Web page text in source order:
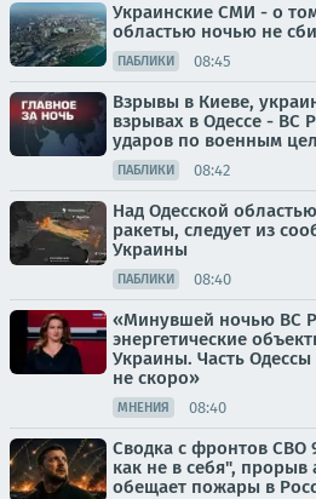
Украинские СМИ - о
областью ночью не
ПАБЛИКИ 08:45
Взрывы в Киеве,
взрывах в Одессе - ВС
ударов по военным
ПАБЛИКИ 08:42
Над Одесской
ракеты, следует из
Украины
ПАБЛИКИ 08:40
«Минувшей ночью ВС
энергетические
Украины. Часть
не скоро»
МНЕНИЯ 08:40
Сводка с фронтов СВО
как не в себя", прорыв
обещает пожары в